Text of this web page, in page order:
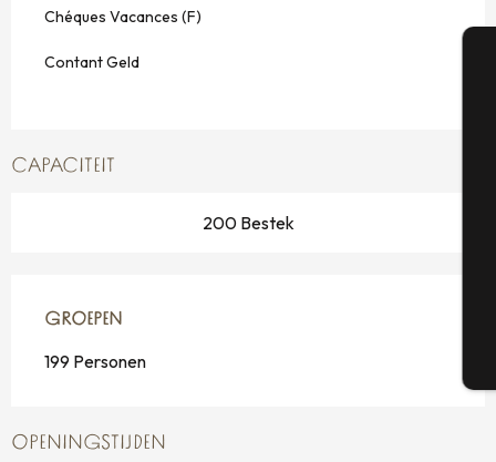
Chéques Vacances (F)
Contant Geld
CAPACITEIT
200 Bestek
GROEPEN
GROEPEN
199 Personen
OPENINGSTIJDEN